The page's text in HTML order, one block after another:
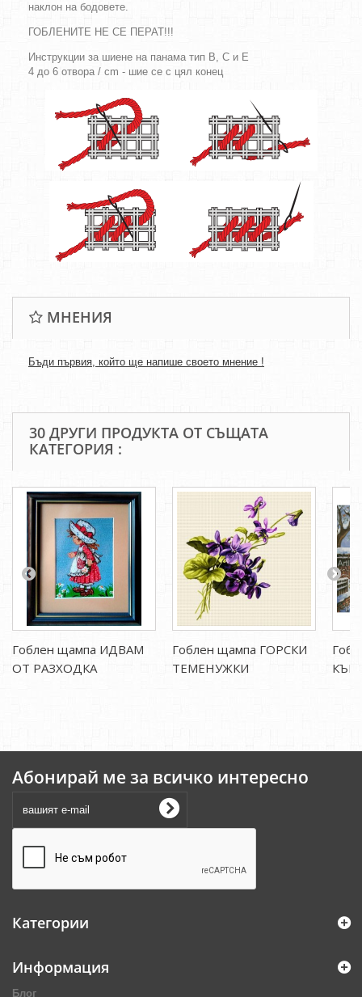
наклон на бодовете.
ГОБЛЕНИТЕ НЕ СЕ ПЕРАТ!!!
Инструкции за шиене на панама тип B, C и E
4 до 6 отвора / cm - шие се с цял конец
МНЕНИЯ
Бъди първия, който ще напише своето мнение !
30 ДРУГИ ПРОДУКТА ОТ СЪЩАТА
КАТЕГОРИЯ :
Гоблен щампа ИДВАМ
ОТ РАЗХОДКА
Гоблен щампа ГОРСКИ
ТЕМЕНУЖКИ
Абонирай ме за всичко интересно
Категории
Информация
Блог